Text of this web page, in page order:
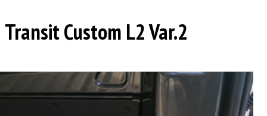
Transit Custom L2 Var.2